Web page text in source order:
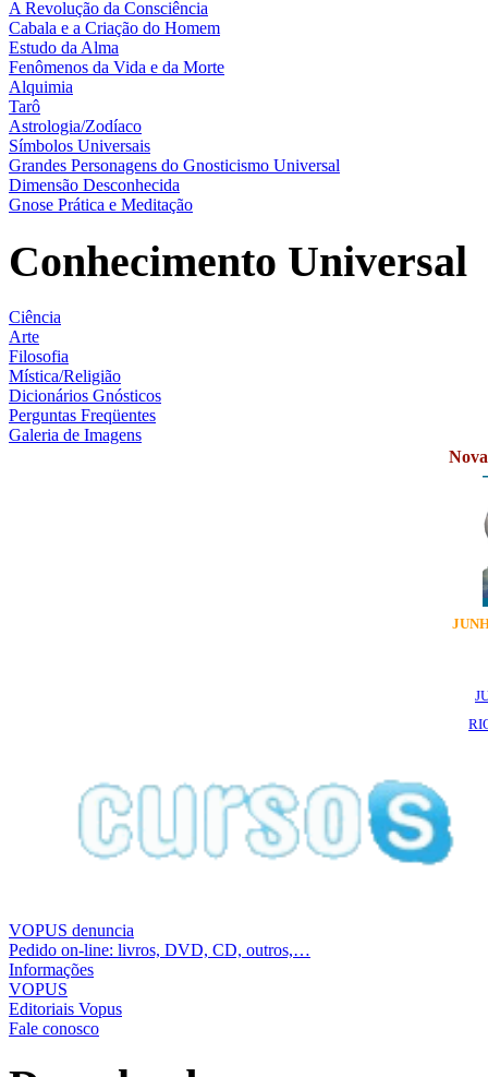
A Revolução da Consciência
Cabala e a Criação do Homem
Estudo da Alma
Fenômenos da Vida e da Morte
Alquimia
Tarô
Astrologia/Zodíaco
Símbolos Universais
Grandes Personagens do Gnosticismo Universal
Dimensão Desconhecida
Gnose Prática e Meditação
Conhecimento Universal
Ciência
Arte
Filosofia
Mística/Religião
Dicionários Gnósticos
Perguntas Freqüentes
Galeria de Imagens
VOPUS denuncia
Pedido on-line: livros, DVD, CD, outros,…
Informações
VOPUS
Editoriais Vopus
Fale conosco